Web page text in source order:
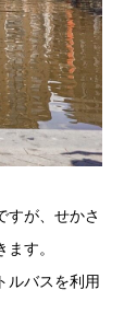
すが、せかさ
す。
ルバスを利用